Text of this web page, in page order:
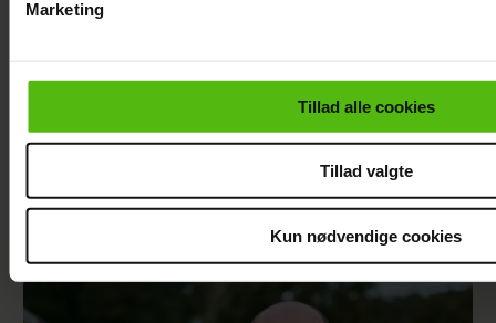
cookiepolitik.
Marketing
Tillad alle cookies
Tillad valgte
Kun nødvendige cookies
Helena Witt deler stor babylykke